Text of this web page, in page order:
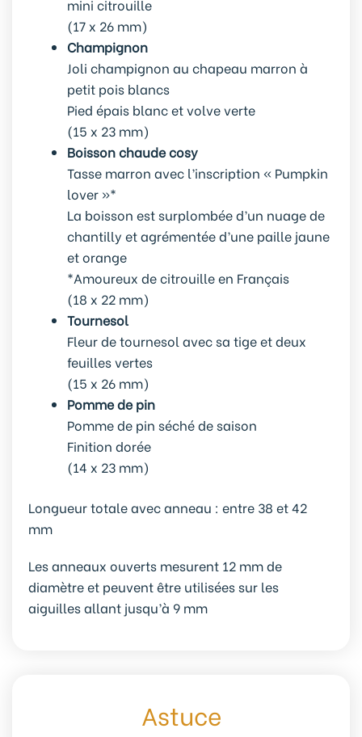
mini citrouille
(17 x 26 mm)
Champignon
Joli champignon au chapeau marron à
petit pois blancs
Pied épais blanc et volve verte
(15 x 23 mm)
Boisson chaude cosy
Tasse marron avec l’inscription « Pumpkin
lover »*
La boisson est surplombée d’un nuage de
chantilly et agrémentée d’une paille jaune
et orange
*Amoureux de citrouille en Français
(18 x 22 mm)
Tournesol
Fleur de tournesol avec sa tige et deux
feuilles vertes
(15 x 26 mm)
Pomme de pin
Pomme de pin séché de saison
Finition dorée
(14 x 23 mm)
Longueur totale avec anneau : entre 38 et 42
mm
Les anneaux ouverts mesurent 12 mm de
diamètre et peuvent être utilisées sur les
aiguilles allant jusqu’à 9 mm
Astuce